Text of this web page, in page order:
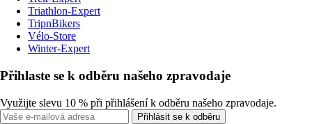
Triathlon-Expert
TripnBikers
Vélo-Store
Winter-Expert
Přihlaste se k odběru našeho zpravodaje
Využijte slevu 10 % při přihlášení k odběru našeho zpravodaje.
Přihlásit se k odběru